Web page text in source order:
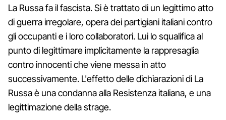
La Russa fa il fascista. Si è trattato di un legittimo atto
di guerra irregolare, opera dei partigiani italiani contro
gli occupanti e i loro collaboratori. Lui lo squalifica al
punto di legittimare implicitamente la rappresaglia
contro innocenti che viene messa in atto
successivamente. L'effetto delle dichiarazioni di La
Russa è una condanna alla Resistenza italiana, e una
legittimazione della strage.